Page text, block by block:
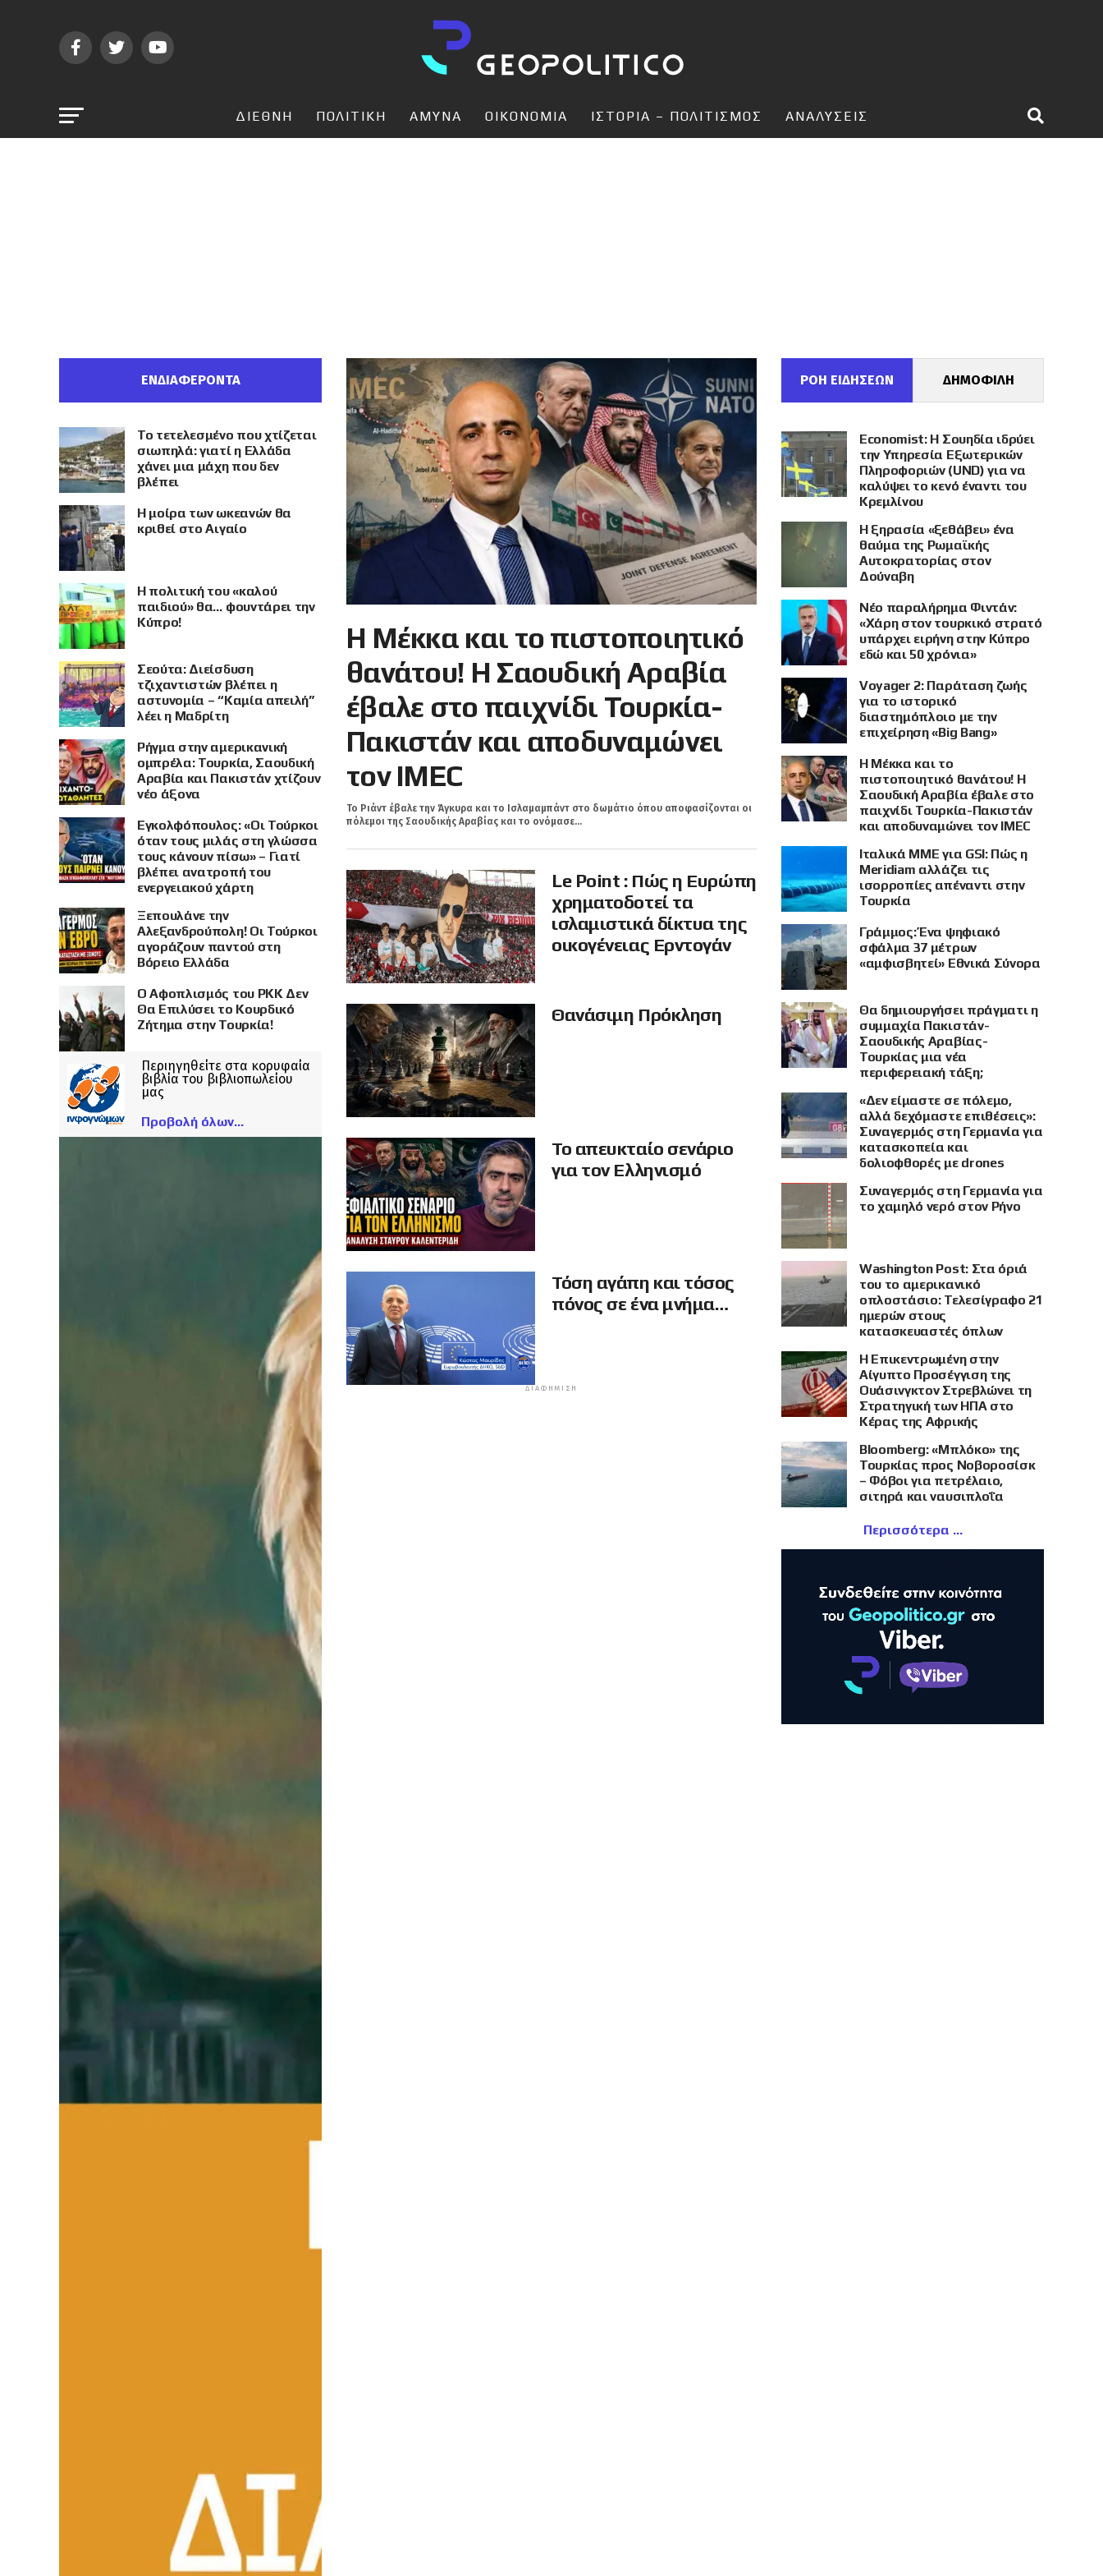
ΔΙΕΘΝΗ ΠΟΛΙΤΙΚΗ ΑΜΥΝΑ ΟΙΚΟΝΟΜΙΑ ΙΣΤΟΡΙΑ – ΠΟΛΙΤΙΣΜΟΣ ΑΝΑΛΥΣΕΙΣ
Η Μέκκα και το πιστοποιητικό
θανάτου! Η Σαουδική Αραβία
έβαλε στο παιχνίδι Τουρκία-
Πακιστάν και αποδυναμώνει
τον IMEC
Το Ριάντ έβαλε την Άγκυρα και τo Ισλαμαμπάντ στο δωμάτιο όπου αποφασίζονται οι
πόλεμοι της Σαουδικής Αραβίας και το ονόμασε...
Le Point : Πώς η Ευρώπη
χρηματοδοτεί τα
ισλαμιστικά δίκτυα της
οικογένειας Ερντογάν
Θανάσιμη Πρόκληση
Το απευκταίο σενάριο
για τον Ελληνισμό
Τόση αγάπη και τόσος
πόνος σε ένα μνήμα…
ΔΙΑΦΉΜΙΣΗ
ΕΝΔΙΑΦΕΡΟΝΤΑ
Το τετελεσμένο που χτίζεται
σιωπηλά: γιατί η Ελλάδα
χάνει μια μάχη που δεν
βλέπει
Η μοίρα των ωκεανών θα
κριθεί στο Αιγαίο
Η πολιτική του «καλού
παιδιού» θα… φουντάρει την
Κύπρο!
Σεούτα: Διείσδυση
τζιχαντιστών βλέπει η
αστυνομία – “Καμία απειλή”
λέει η Μαδρίτη
Ρήγμα στην αμερικανική
ομπρέλα: Τουρκία, Σαουδική
Αραβία και Πακιστάν χτίζουν
νέο άξονα
Εγκολφόπουλος: «Οι Τούρκοι
όταν τους μιλάς στη γλώσσα
τους κάνουν πίσω» – Γιατί
βλέπει ανατροπή του
ενεργειακού χάρτη
Ξεπουλάνε την
Αλεξανδρούπολη! Οι Τούρκοι
αγοράζουν παντού στη
Βόρειο Ελλάδα
Ο Αφοπλισμός του PKK Δεν
Θα Επιλύσει το Κουρδικό
Ζήτημα στην Τουρκία!
Περιηγηθείτε στα κορυφαία
βιβλία του βιβλιοπωλείου
μας
Προβολή όλων
ΡΟΗ ΕΙΔΗΣΕΩΝ ΔΗΜΟΦΙΛΗ
Economist: Η Σουηδία ιδρύει
την Υπηρεσία Εξωτερικών
Πληροφοριών (UND) για να
καλύψει το κενό έναντι του
Κρεμλίνου
Η ξηρασία «ξεθάβει» ένα
θαύμα της Ρωμαϊκής
Αυτοκρατορίας στον
Δούναβη
Νέο παραλήρημα Φιντάν:
«Χάρη στον τουρκικό στρατό
υπάρχει ειρήνη στην Κύπρο
εδώ και 50 χρόνια»
Voyager 2: Παράταση ζωής
για το ιστορικό
διαστημόπλοιο με την
επιχείρηση «Big Bang»
Η Μέκκα και το
πιστοποιητικό θανάτου! Η
Σαουδική Αραβία έβαλε στο
παιχνίδι Τουρκία-Πακιστάν
και αποδυναμώνει τον IMEC
Ιταλικά ΜΜΕ για GSI: Πώς η
Meridiam αλλάζει τις
ισορροπίες απέναντι στην
Τουρκία
Γράμμος: Ένα ψηφιακό
σφάλμα 37 μέτρων
«αμφισβητεί» Εθνικά Σύνορα
Θα δημιουργήσει πράγματι η
συμμαχία Πακιστάν-
Σαουδικής Αραβίας-
Τουρκίας μια νέα
περιφερειακή τάξη;
«Δεν είμαστε σε πόλεμο,
αλλά δεχόμαστε επιθέσεις»:
Συναγερμός στη Γερμανία για
κατασκοπεία και
δολιοφθορές με drones
Συναγερμός στη Γερμανία για
το χαμηλό νερό στον Ρήνο
Washington Post: Στα όριά
του το αμερικανικό
οπλοστάσιο: Τελεσίγραφο 21
ημερών στους
κατασκευαστές όπλων
Η Επικεντρωμένη στην
Αίγυπτο Προσέγγιση της
Ουάσινγκτον Στρεβλώνει τη
Στρατηγική των ΗΠΑ στο
Κέρας της Αφρικής
Bloomberg: «Μπλόκο» της
Τουρκίας προς Νοβοροσίσκ
– Φόβοι για πετρέλαιο,
σιτηρά και ναυσιπλοΐα
Περισσότερα